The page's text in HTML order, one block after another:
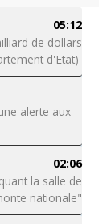
05:12
de dollars
d'Etat)
alerte aux
02:06
la salle de
nationale"